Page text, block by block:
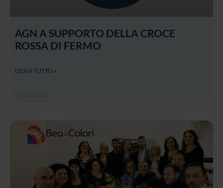
AGN A SUPPORTO DELLA CROCE
ROSSA DI FERMO
LEGGI TUTTO »